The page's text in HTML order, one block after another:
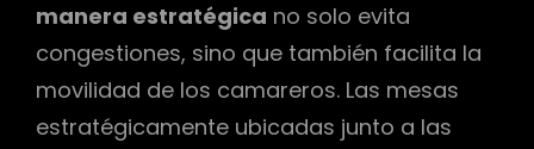
manera estratégica no solo evita
congestiones, sino que también facilita la
movilidad de los camareros. Las mesas
estratégicamente ubicadas junto a las